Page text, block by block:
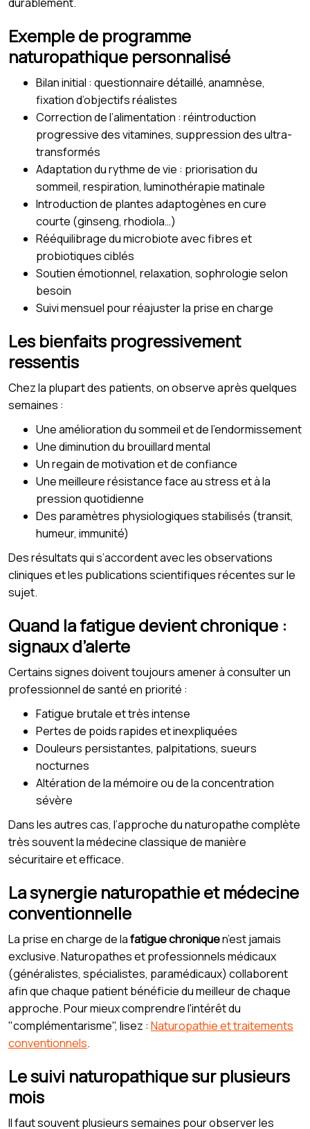
Exemple de programme
naturopathique personnalisé
Bilan initial : questionnaire détaillé, anamnèse,
fixation d’objectifs réalistes
Correction de l’alimentation : réintroduction
progressive des vitamines, suppression des ultra-
transformés
Adaptation du rythme de vie : priorisation du
sommeil, respiration, luminothérapie matinale
Introduction de plantes adaptogènes en cure
courte (ginseng, rhodiola…)
Rééquilibrage du microbiote avec fibres et
probiotiques ciblés
Soutien émotionnel, relaxation, sophrologie selon
besoin
Suivi mensuel pour réajuster la prise en charge
Les bienfaits progressivement
ressentis
Chez la plupart des patients, on observe après quelques
semaines :
Une amélioration du sommeil et de l’endormissement
Une diminution du brouillard mental
Un regain de motivation et de confiance
Une meilleure résistance face au stress et à la
pression quotidienne
Des paramètres physiologiques stabilisés (transit,
humeur, immunité)
Des résultats qui s’accordent avec les observations
cliniques et les publications scientifiques récentes sur le
sujet.
Quand la fatigue devient chronique :
signaux d’alerte
Certains signes doivent toujours amener à consulter un
professionnel de santé en priorité :
Fatigue brutale et très intense
Pertes de poids rapides et inexpliquées
Douleurs persistantes, palpitations, sueurs
nocturnes
Altération de la mémoire ou de la concentration
sévère
Dans les autres cas, l’approche du naturopathe complète
très souvent la médecine classique de manière
sécuritaire et efficace.
La synergie naturopathie et médecine
conventionnelle
La prise en charge de lafatigue chroniquen’est jamais
exclusive. Naturopathes et professionnels médicaux
(généralistes, spécialistes, paramédicaux) collaborent
afin que chaque patient bénéficie du meilleur de chaque
approche. Pour mieux comprendre l'intérêt du
"complémentarisme", lisez : Naturopathie et traitements
conventionnels.
Le suivi naturopathique sur plusieurs
mois
Il faut souvent plusieurs semaines pour observer les